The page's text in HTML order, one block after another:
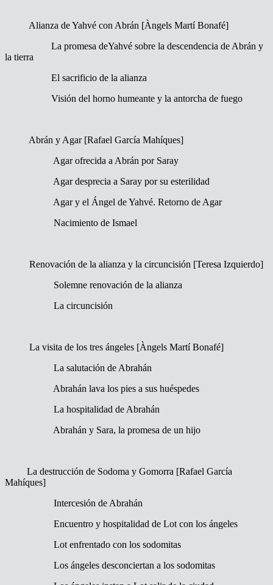
Alianza de Yahvé con Abrán [Àngels Martí Bonafé]
La promesa deYahvé sobre la descendencia de Abrán y
la tierra
El sacrificio de la alianza
Visión del horno humeante y la antorcha de fuego
Abrán y Agar [Rafael García Mahíques]
Agar ofrecida a Abrán por Saray
Agar desprecia a Saray por su esterilidad
Agar y el Ángel de Yahvé. Retorno de Agar
Nacimiento de Ismael
Renovación de la alianza y la circuncisión [Teresa Izquierdo]
Solemne renovación de la alianza
La circuncisión
La visita de los tres ángeles [Àngels Martí Bonafé]
La salutación de Abrahán
Abrahán lava los pies a sus huéspedes
La hospitalidad de Abrahán
Abrahán y Sara, la promesa de un hijo
La destrucción de Sodoma y Gomorra [Rafael García
Mahíques]
Intercesión de Abrahán
Encuentro y hospitalidad de Lot con los ángeles
Lot enfrentado con los sodomitas
Los ángeles desconciertan a los sodomitas